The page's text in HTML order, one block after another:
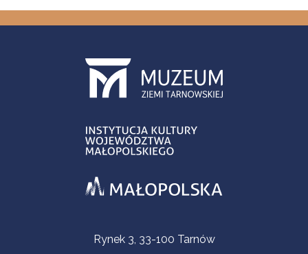
Informacje kontaktoweRynek 3, 33-100 Tarnów